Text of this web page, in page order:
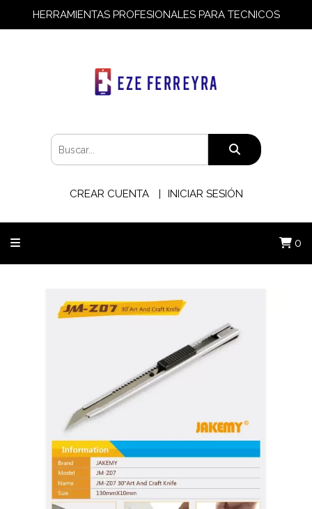
HERRAMIENTAS PROFESIONALES PARA TECNICOS
CREAR CUENTA INICIAR SESIÓN
0